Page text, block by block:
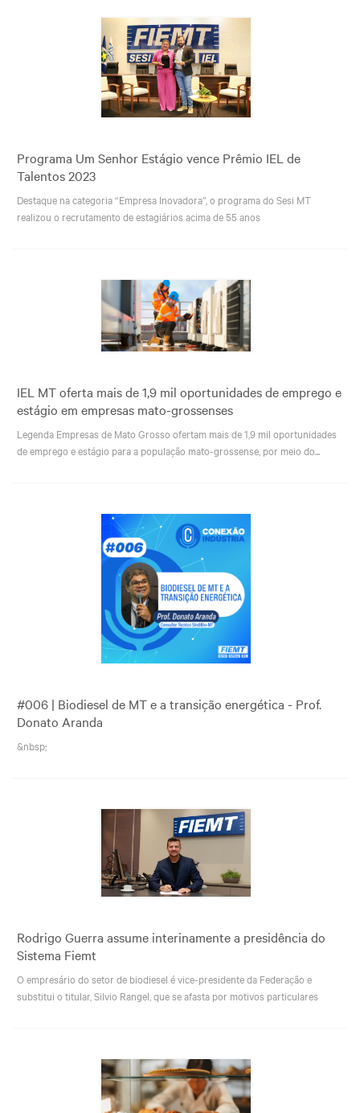
Programa Um Senhor Estágio vence Prêmio IEL de
Talentos 2023
Destaque na categoria “Empresa Inovadora”, o programa do Sesi MT
realizou o recrutamento de estagiários acima de 55 anos
IEL MT oferta mais de 1,9 mil oportunidades de emprego e
estágio em empresas mato-grossenses
Legenda Empresas de Mato Grosso ofertam mais de 1,9 mil oportunidades
de emprego e estágio para a população mato-grossense, por meio do...
#006 | Biodiesel de MT e a transição energética - Prof.
Donato Aranda
&nbsp;
Rodrigo Guerra assume interinamente a presidência do
Sistema Fiemt
O empresário do setor de biodiesel é vice-presidente da Federação e
substitui o titular, Silvio Rangel, que se afasta por motivos particulares